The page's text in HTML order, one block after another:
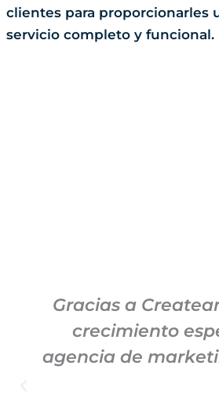
clientes para proporcionarles
servicio completo y funcional.
Gracias a
crecimiento
agencia de